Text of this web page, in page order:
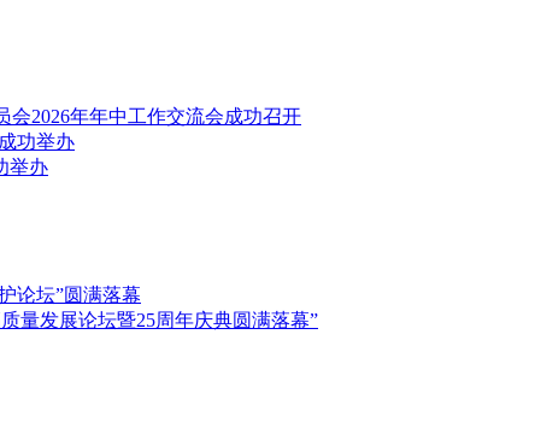
2026年年中工作交流会成功召开
功举办
举办
论坛”圆满落幕
量发展论坛暨25周年庆典圆满落幕”